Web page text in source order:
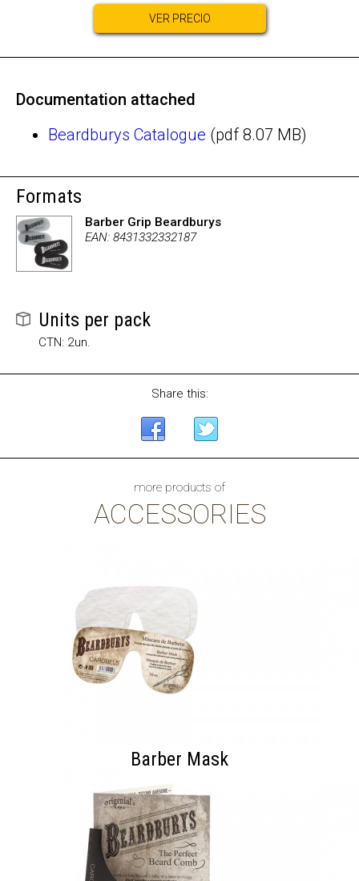
VER PRECIO
Documentation attached
Beardburys Catalogue (pdf 8.07 MB)
Formats
Barber Grip Beardburys
EAN: 8431332332187
Units per pack
CTN: 2un.
Share this:
more products of
ACCESSORIES
Barber Mask